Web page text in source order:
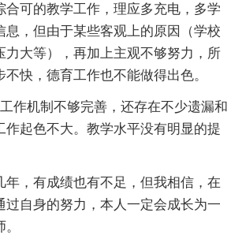
合可的教学工作，理应多充电，多学
息，但由于某些客观上的原因（学校
力大等），再加上主观不够努力，所
不快，德育工作也不能做得出色。
机制不够完善，还存在不少遗漏和
作起色不大。教学水平没有明显的提
，有成绩也有不足，但我相信，在
过自身的努力，本人一定会成长为一